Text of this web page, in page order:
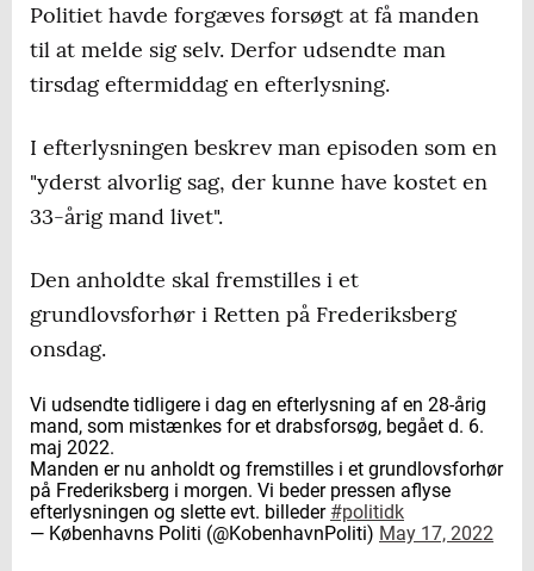
Politiet havde forgæves forsøgt at få manden
til at melde sig selv. Derfor udsendte man
tirsdag eftermiddag en efterlysning.
I efterlysningen beskrev man episoden som en
"yderst alvorlig sag, der kunne have kostet en
33-årig mand livet".
Den anholdte skal fremstilles i et
grundlovsforhør i Retten på Frederiksberg
onsdag.
Vi udsendte tidligere i dag en efterlysning af en 28-årig
mand, som mistænkes for et drabsforsøg, begået d. 6.
maj 2022.
Manden er nu anholdt og fremstilles i et grundlovsforhør
på Frederiksberg i morgen. Vi beder pressen aflyse
efterlysningen og slette evt. billeder #politidk
— Københavns Politi (@KobenhavnPoliti) May 17, 2022